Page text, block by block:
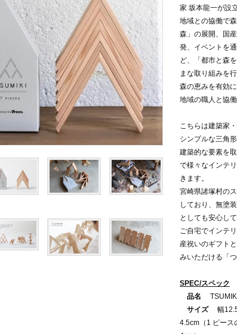
家 坂本龍一が設
地域との協働で
森」の展開、国
発、イベントを
ど、「都市と森
まな取り組みを
森の恵みを有効
地域の職人と協
こちらは建築家
シンプルな三角
建築的な要素を
で様々なインテ
きます。
宮崎県諸塚村の
しており、無塗
としても安心し
ご自宅でインテ
産祝いのギフト
みいただける「つ
SPEC/スペック
品名
サイズ
幅
4.5cm（1 ピース